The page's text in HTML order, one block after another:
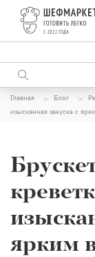
Главная Блог
изысканная закуска с
ярким